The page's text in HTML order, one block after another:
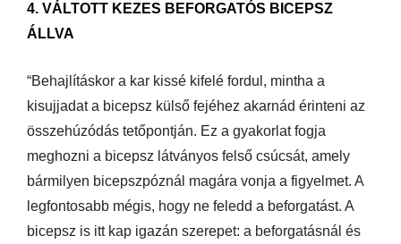
4. VÁLTOTT KEZES BEFORGATÓS BICEPSZ
ÁLLVA
“Behajlításkor a kar kissé kifelé fordul, mintha a
kisujjadat a bicepsz külső fejéhez akarnád érinteni az
összehúzódás tetőpontján. Ez a gyakorlat fogja
meghozni a bicepsz látványos felső csúcsát, amely
bármilyen bicepszpóznál magára vonja a figyelmet. A
legfontosabb mégis, hogy ne feledd a beforgatást. A
bicepsz is itt kap igazán szerepet: a beforgatásnál és